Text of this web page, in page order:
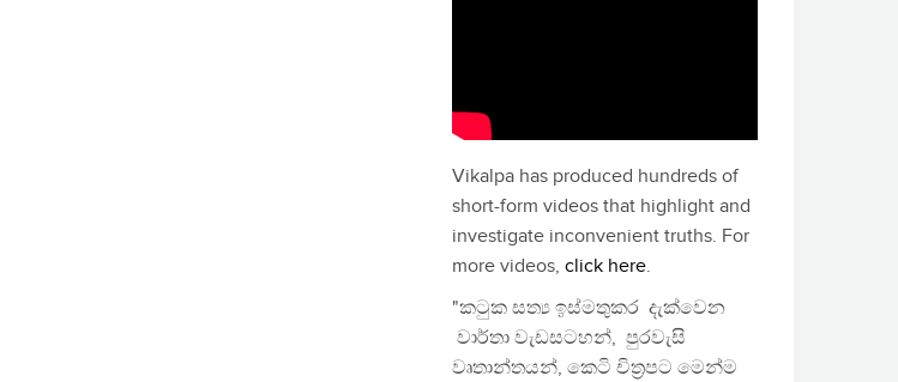
Vikalpa has produced hundreds of
short-form videos that highlight and
investigate inconvenient truths. For
more videos, click here.
"කටුක සත්‍ය ඉස්මතුකර දැක්වෙන
වාර්තා වැඩසටහන්, පුරවැසි
වෘතාන්තයන්, කෙටි චිත්‍රපට මෙන්ම